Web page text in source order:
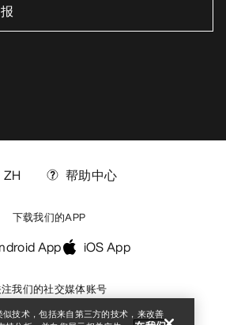
注我们的社交媒体账号
ZH 帮助中心
下载我们的APP
App iOS App
技术，包括来自第三方的技术，来改善